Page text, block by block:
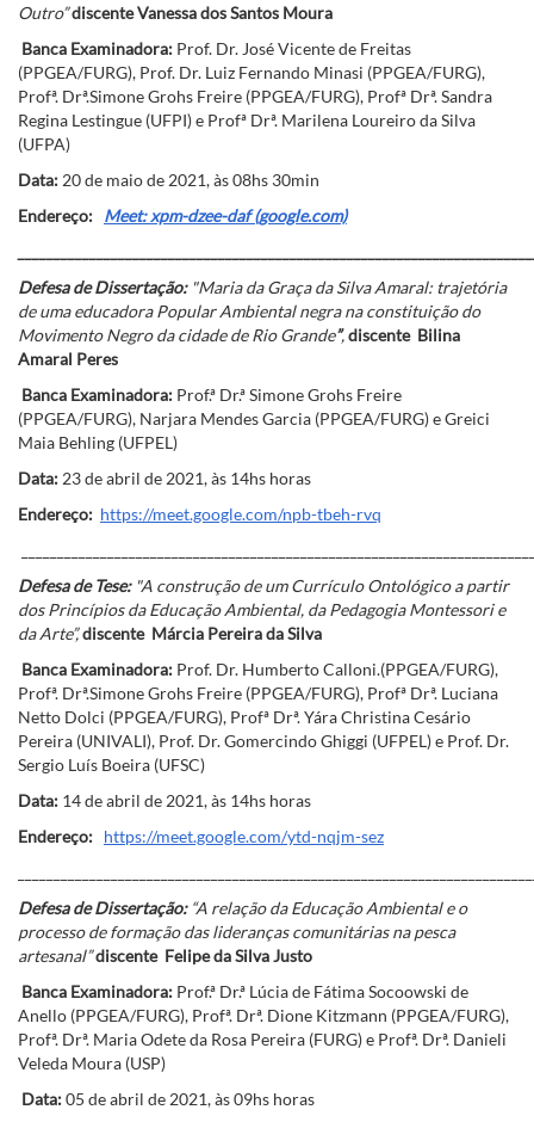
Outro”discente Vanessa dos Santos Moura
Banca Examinadora: Prof. Dr. José Vicente de Freitas
(PPGEA/FURG), Prof. Dr. Luiz Fernando Minasi (PPGEA/FURG),
Profª. Drª.Simone Grohs Freire (PPGEA/FURG), Profª Drª. Sandra
Regina Lestingue (UFPI) e Profª Drª. Marilena Loureiro da Silva
(UFPA)
Data: 20 de maio de 2021, às 08hs 30min
Endereço: Meet: xpm-dzee-daf (google.com)
Defesa de Dissertação: "Maria da Graça da Silva Amaral: trajetória
de uma educadora Popular Ambiental negra na constituição do
Movimento Negro da cidade de Rio Grande”,discente Bilina
Amaral Peres
Banca Examinadora: Prof.ª Dr.ª Simone Grohs Freire
(PPGEA/FURG), Narjara Mendes Garcia (PPGEA/FURG) e Greici
Maia Behling (UFPEL)
Data: 23 de abril de 2021, às 14hs horas
Endereço: https://meet.google.com/npb-tbeh-rvq
Defesa de Tese: "A construção de um Currículo Ontológico a partir
dos Princípios da Educação Ambiental, da Pedagogia Montessori e
da Arte”,discente Márcia Pereira da Silva
Banca Examinadora: Prof. Dr. Humberto Calloni.(PPGEA/FURG),
Profª. Drª.Simone Grohs Freire (PPGEA/FURG), Profª Drª. Luciana
Netto Dolci (PPGEA/FURG), Profª Drª. Yára Christina Cesário
Pereira (UNIVALI), Prof. Dr. Gomercindo Ghiggi (UFPEL) e Prof. Dr.
Sergio Luís Boeira (UFSC)
Data: 14 de abril de 2021, às 14hs horas
Endereço: https://meet.google.com/ytd-nqjm-sez
Defesa de Dissertação: “A relação da Educação Ambiental e o
processo de formação das lideranças comunitárias na pesca
artesanal”discente Felipe da Silva Justo
Banca Examinadora: Prof.ª Dr.ª Lúcia de Fátima Socoowski de
Anello (PPGEA/FURG), Profª. Drª. Dione Kitzmann (PPGEA/FURG),
Profª. Drª. Maria Odete da Rosa Pereira (FURG) e Profª. Drª. Danieli
Veleda Moura (USP)
Data:05 de abril de 2021, às 09hs horas